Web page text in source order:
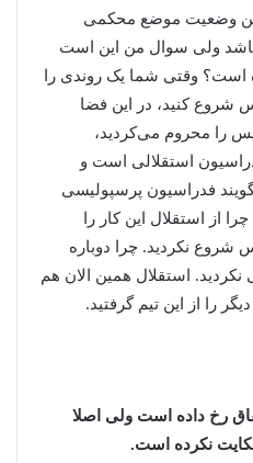
وضعیت موضع محکمی
ولی سوال من این است
است؟ وقتی شما یک روندی را
شروع کنید، در این فضا
را محروم می‌کردید،
استقلالی است و
فدراسیون پرسپولیسی
از استقلال این کار را
شروع نکردید. چرا دوباره
نکردید. استقلال همین الان هم
را از این تیم گرفتید.
رخ داده است ولی اصلا
نکرده است.